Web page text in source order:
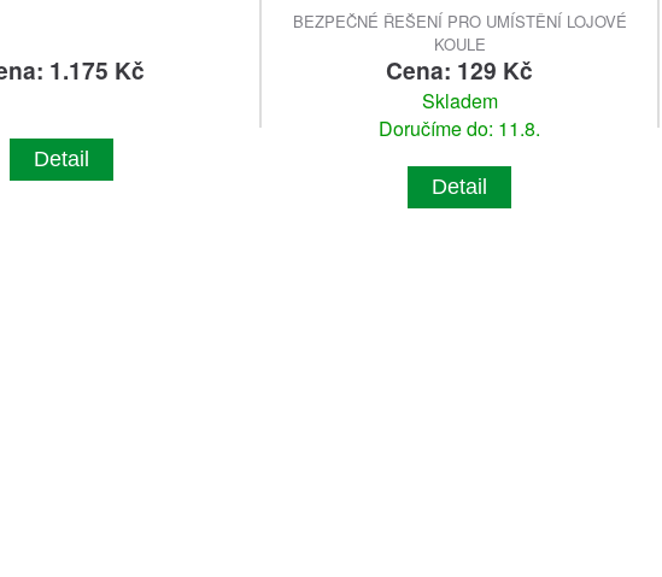
1.175 Kč
Detail
BEZPEČNÉ ŘEŠENÍ PRO UMÍSTĚNÍ LOJOVÉ
KOULE
Cena: 129 Kč
Skladem
Doručíme do: 11.8.
Detail